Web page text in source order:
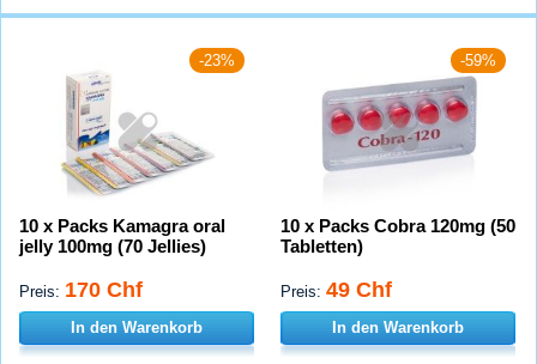
-23%
10 x Packs Kamagra oral
jelly 100mg (70 Jellies)
Preis: 170 Chf
In den Warenkorb
-59%
10 x Packs Cobra 120mg (50
Tabletten)
Preis: 49 Chf
In den Warenkorb